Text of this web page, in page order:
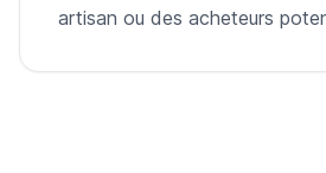
artisan ou des acheteurs